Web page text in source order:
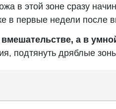
в этой зоне сразу
в первые недели после
а в
подтянуть дряблые